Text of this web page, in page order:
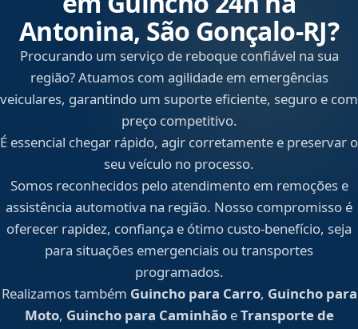
Antonina, São Gonçalo‑RJ?
Procurando um serviço de reboque confiável na sua
região? Atuamos com agilidade em emergências
veiculares, garantindo um suporte eficiente, seguro e com
preço competitivo.
É essencial chegar rápido, agir corretamente e preservar o
seu veículo no processo.
Somos reconhecidos pelo atendimento em remoções e
assistência automotiva na região. Nosso compromisso é
oferecer rapidez, confiança e ótimo custo-benefício, seja
para situações emergenciais ou transportes
programados.
Realizamos também Guincho para Carro, Guincho para
Moto, Guincho para CaminhãoeTransporte de